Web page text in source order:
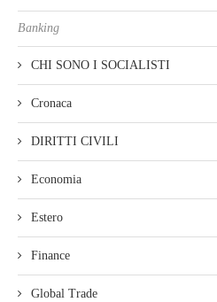
Banking
CHI SONO I SOCIALISTI
Cronaca
DIRITTI CIVILI
Economia
Estero
Finance
Global Trade